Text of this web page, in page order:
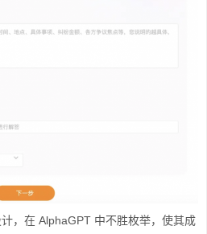
在 AlphaGPT 中不胜枚举，使其成